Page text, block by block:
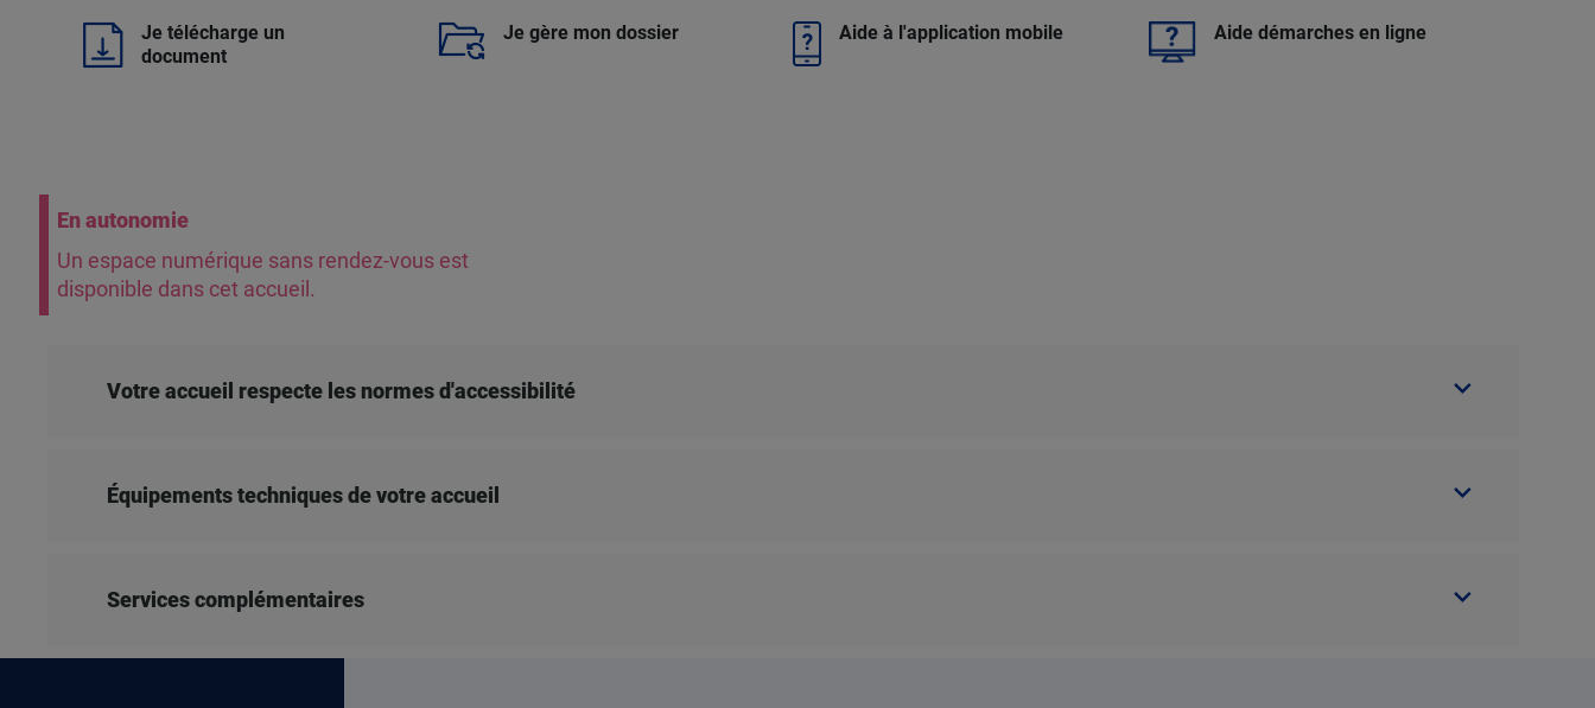
Je télécharge un
document
Je gère mon dossier Aide à l'application mobile Aide démarches en ligne
En autonomie
Un espace numérique sans rendez-vous est
disponible dans cet accueil.
Votre accueil respecte les normes d'accessibilité
Équipements techniques de votre accueil
Services complémentaires